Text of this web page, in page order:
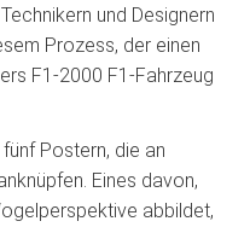
und Designern
Prozess, der einen
F1-2000 F1-Fahrzeug
Postern, die an
Eines davon,
abbildet,